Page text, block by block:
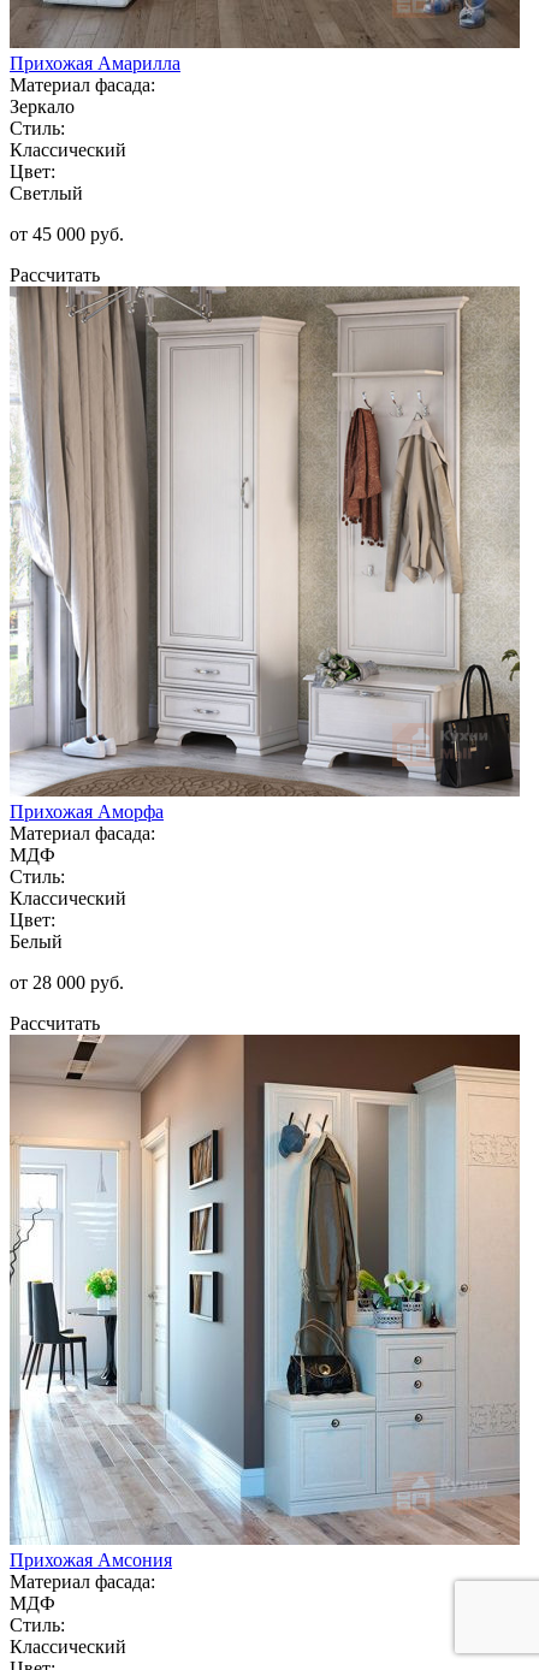
Прихожая Амарилла
Материал фасада:
Зеркало
Стиль:
Классический
Цвет:
Светлый
от 45 000 руб.
Рассчитать
Прихожая Аморфа
Материал фасада:
МДФ
Стиль:
Классический
Цвет:
Белый
от 28 000 руб.
Рассчитать
Прихожая Амсония
Материал фасада:
МДФ
Стиль:
Классический